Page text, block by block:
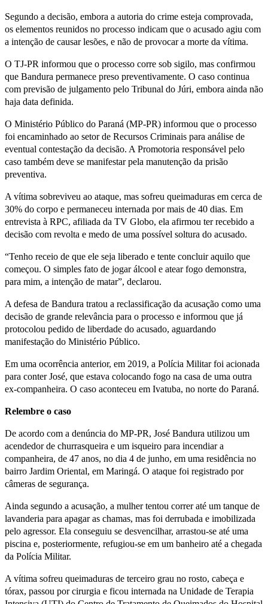
Segundo a decisão, embora a autoria do crime esteja comprovada,
os elementos reunidos no processo indicam que o acusado agiu com
a intenção de causar lesões, e não de provocar a morte da vítima.
O TJ-PR informou que o processo corre sob sigilo, mas confirmou
que Bandura permanece preso preventivamente. O caso continua
com previsão de julgamento pelo Tribunal do Júri, embora ainda não
haja data definida.
O Ministério Público do Paraná (MP-PR) informou que o processo
foi encaminhado ao setor de Recursos Criminais para análise de
eventual contestação da decisão. A Promotoria responsável pelo
caso também deve se manifestar pela manutenção da prisão
preventiva.
A vítima sobreviveu ao ataque, mas sofreu queimaduras em cerca de
30% do corpo e permaneceu internada por mais de 40 dias. Em
entrevista à RPC, afiliada da TV Globo, ela afirmou ter recebido a
decisão com revolta e medo de uma possível soltura do acusado.
“Tenho receio de que ele seja liberado e tente concluir aquilo que
começou. O simples fato de jogar álcool e atear fogo demonstra,
para mim, a intenção de matar”, declarou.
A defesa de Bandura tratou a reclassificação da acusação como uma
decisão de grande relevância para o processo e informou que já
protocolou pedido de liberdade do acusado, aguardando
manifestação do Ministério Público.
Em uma ocorrência anterior, em 2019, a Polícia Militar foi acionada
para conter José, que estava colocando fogo na casa de uma outra
ex-companheira. O caso aconteceu em Ivatuba, no norte do Paraná.
Relembre o caso
De acordo com a denúncia do MP-PR, José Bandura utilizou um
acendedor de churrasqueira e um isqueiro para incendiar a
companheira, de 47 anos, no dia 4 de junho, em uma residência no
bairro Jardim Oriental, em Maringá. O ataque foi registrado por
câmeras de segurança.
Ainda segundo a acusação, a mulher tentou correr até um tanque de
lavanderia para apagar as chamas, mas foi derrubada e imobilizada
pelo agressor. Ela conseguiu se desvencilhar, arrastou-se até uma
piscina e, posteriormente, refugiou-se em um banheiro até a chegada
da Polícia Militar.
A vítima sofreu queimaduras de terceiro grau no rosto, cabeça e
tórax, passou por cirurgia e ficou internada na Unidade de Terapia